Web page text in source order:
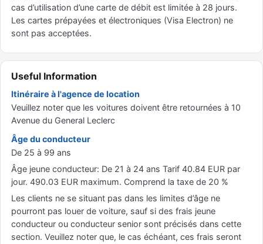
cas d’utilisation d’une carte de débit est limitée à 28 jours.
Les cartes prépayées et électroniques (Visa Electron) ne
sont pas acceptées.
Useful Information
Itinéraire à l'agence de location
Veuillez noter que les voitures doivent être retournées à 10
Avenue du General Leclerc
Âge du conducteur
De 25 à 99 ans
Âge jeune conducteur: De 21 à 24 ans Tarif 40.84 EUR par
jour. 490.03 EUR maximum. Comprend la taxe de 20 %
Les clients ne se situant pas dans les limites d’âge ne
pourront pas louer de voiture, sauf si des frais jeune
conducteur ou conducteur senior sont précisés dans cette
section. Veuillez noter que, le cas échéant, ces frais seront